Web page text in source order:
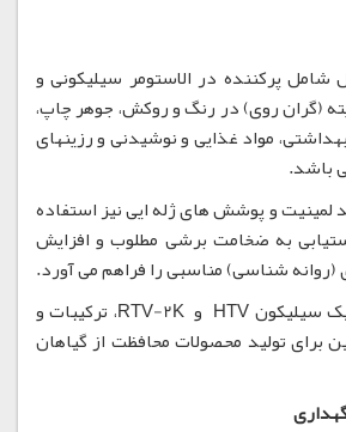
شامل پرکننده در الاستومر سیلیکونی و
(گران روی) در رنگ و روکش، جوهر چاپ،
مواد غذایی و نوشیدنی و رزینهای
باشد.
لمینیت و پوشش های ژله ایی نیز استفاده
به ضخامت برشی مطلوب و افزایش
(روانه شناسی) مناسبی را فراهم می آورد.
فوزیل در تولید لاستیک سیلیکون HTV و RTV-2K، ترکیبات و
برای تولید محصولات محافظت از گیاهان